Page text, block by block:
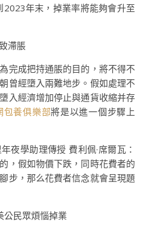
2023年末，掉業率將能夠會升至
滯脹
成把持通脹的目的，將不得不
曾經墮入兩難地步。假如處理不
入經濟增加停止與通貨收縮并存
包養俱樂部將是以進一個步驟上
年夜學助理傳授 費利佩·席爾瓦：
，假如物價下跌，同時花費者的
步，那么花費者信念就會呈現題
民眾煩惱掉業